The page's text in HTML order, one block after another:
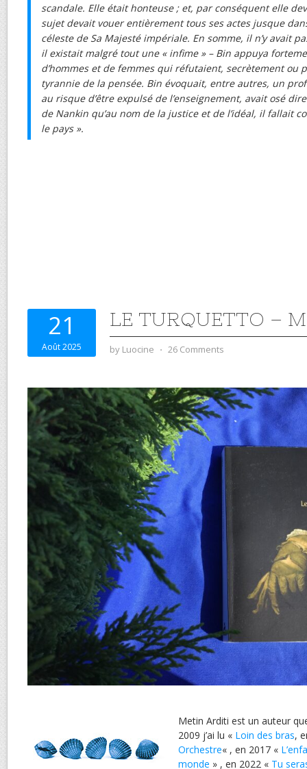
scandale. Elle était honteuse ; et, par conséquent elle
sujet devait vouer entièrement tous ses actes jusque
céleste de Sa Majesté impériale. En somme, il n’y avait
il existait malgré tout une « infime » – Bin appuya
d’hommes et de femmes qui réfutaient, secrètement ou
tyrannie de la pensée. Bin évoquait, entre autres, un
au risque d’être expulsé de l’enseignement, avait osé
de Nankin qu’au nom de la justice et de l’idéal, il fallait
le pays ».
21
Août 2025
LE TURQUETTO –
by Luocine ⋅ 26 Comments
Metin Arditi est un auteur
2009 j’ai lu « Loin des bras,
Orchestre« , en 2017 «
monde » , en 2022 « Tu